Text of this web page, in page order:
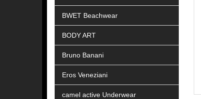
BWET Beachwear
BODY ART
Bruno Banani
Eros Veneziani
camel active Underwear